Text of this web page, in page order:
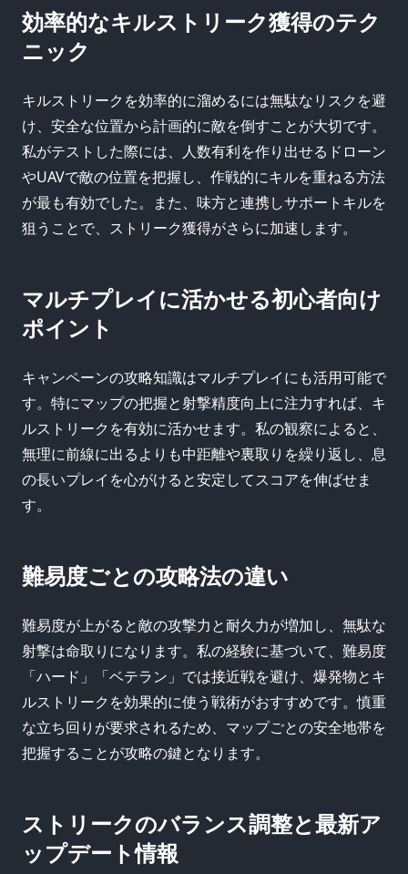
効率的なキルストリーク獲得のテク
ニック
キルストリークを効率的に溜めるには無駄なリスクを避
け、安全な位置から計画的に敵を倒すことが大切です。
私がテストした際には、人数有利を作り出せるドローン
やUAVで敵の位置を把握し、作戦的にキルを重ねる方法
が最も有効でした。また、味方と連携しサポートキルを
狙うことで、ストリーク獲得がさらに加速します。
マルチプレイに活かせる初心者向け
ポイント
キャンペーンの攻略知識はマルチプレイにも活用可能で
す。特にマップの把握と射撃精度向上に注力すれば、キ
ルストリークを有効に活かせます。私の観察によると、
無理に前線に出るよりも中距離や裏取りを繰り返し、息
の長いプレイを心がけると安定してスコアを伸ばせま
す。
難易度ごとの攻略法の違い
難易度が上がると敵の攻撃力と耐久力が増加し、無駄な
射撃は命取りになります。私の経験に基づいて、難易度
「ハード」「ベテラン」では接近戦を避け、爆発物とキ
ルストリークを効果的に使う戦術がおすすめです。慎重
な立ち回りが要求されるため、マップごとの安全地帯を
把握することが攻略の鍵となります。
ストリークのバランス調整と最新ア
ップデート情報